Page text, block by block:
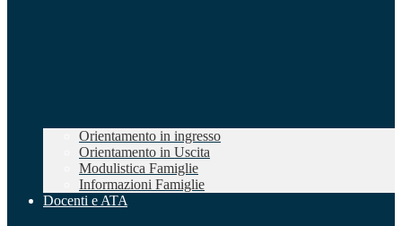
Orientamento in ingresso
Orientamento in Uscita
Modulistica Famiglie
Informazioni Famiglie
Docenti e ATA